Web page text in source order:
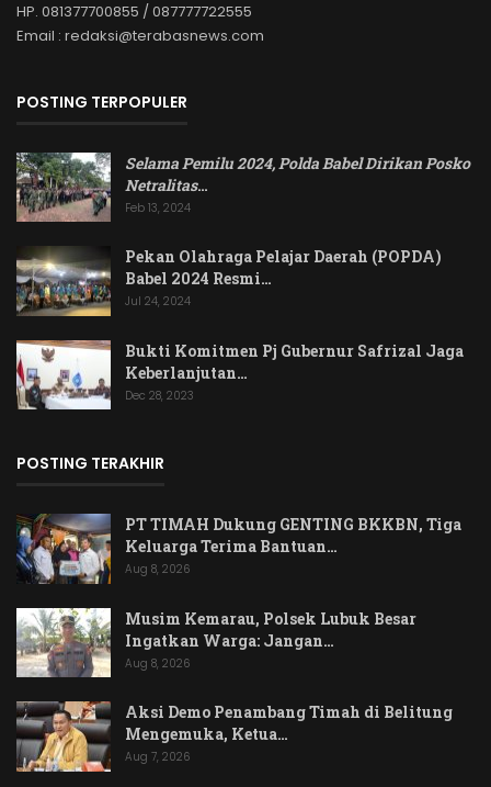
HP. 081377700855 / 087777722555
Email : redaksi@terabasnews.com
POSTING TERPOPULER
Selama Pemilu 2024, Polda Babel Dirikan Posko
Netralitas…
Feb 13, 2024
Pekan Olahraga Pelajar Daerah (POPDA)
Babel 2024 Resmi…
Jul 24, 2024
Bukti Komitmen Pj Gubernur Safrizal Jaga
Keberlanjutan…
Dec 28, 2023
POSTING TERAKHIR
PT TIMAH Dukung GENTING BKKBN, Tiga
Keluarga Terima Bantuan…
Aug 8, 2026
Musim Kemarau, Polsek Lubuk Besar
Ingatkan Warga: Jangan…
Aug 8, 2026
Aksi Demo Penambang Timah di Belitung
Mengemuka, Ketua…
Aug 7, 2026